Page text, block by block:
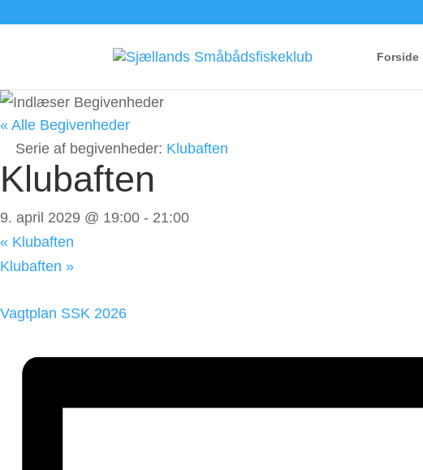
Forside
« Alle Begivenheder
Serie af begivenheder: Klubaften
Klubaften
9. april 2029 @ 19:00 - 21:00
« Klubaften
Klubaften »
Vagtplan SSK 2026